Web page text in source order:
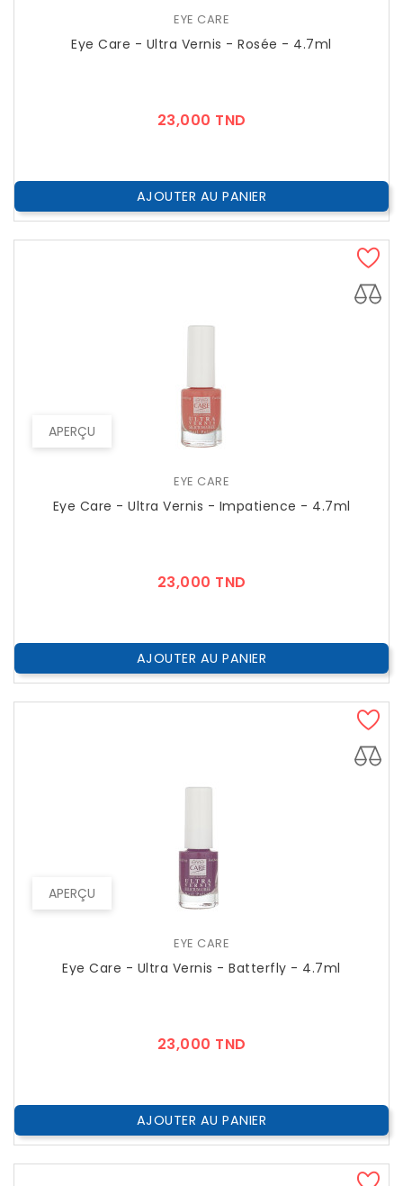
EYE CARE
Eye Care - Ultra Vernis - Rosée - 4.7ml
23,000 TND
AJOUTER AU PANIER
APERÇU
EYE CARE
Eye Care - Ultra Vernis - Impatience - 4.7ml
23,000 TND
AJOUTER AU PANIER
APERÇU
EYE CARE
Eye Care - Ultra Vernis - Batterfly - 4.7ml
23,000 TND
AJOUTER AU PANIER